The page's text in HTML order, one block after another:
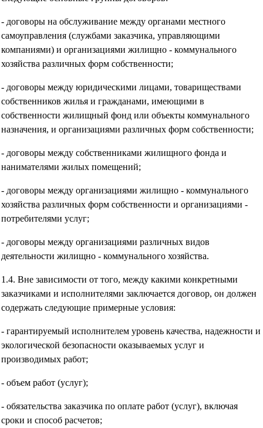
- договоры на обслуживание между органами местного
самоуправления (службами заказчика, управляющими
компаниями) и организациями жилищно - коммунального
хозяйства различных форм собственности;
- договоры между юридическими лицами, товариществами
собственников жилья и гражданами, имеющими в
собственности жилищный фонд или объекты коммунального
назначения, и организациями различных форм собственности;
- договоры между собственниками жилищного фонда и
нанимателями жилых помещений;
- договоры между организациями жилищно - коммунального
хозяйства различных форм собственности и организациями -
потребителями услуг;
- договоры между организациями различных видов
деятельности жилищно - коммунального хозяйства.
1.4. Вне зависимости от того, между какими конкретными
заказчиками и исполнителями заключается договор, он должен
содержать следующие примерные условия:
- гарантируемый исполнителем уровень качества, надежности и
экологической безопасности оказываемых услуг и
производимых работ;
- объем работ (услуг);
- обязательства заказчика по оплате работ (услуг), включая
сроки и способ расчетов;